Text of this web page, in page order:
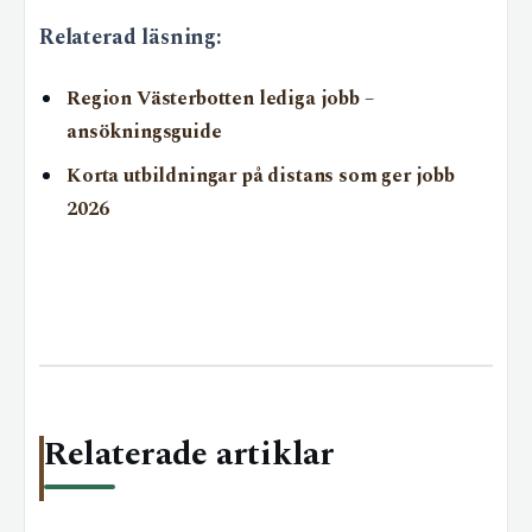
Relaterad läsning:
Region Västerbotten lediga jobb –
ansökningsguide
Korta utbildningar på distans som ger jobb
2026
Relaterade artiklar